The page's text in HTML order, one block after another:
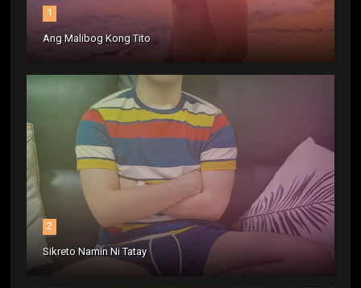
1
Ang Malibog Kong Tito
2
Sikreto Namin Ni Tatay